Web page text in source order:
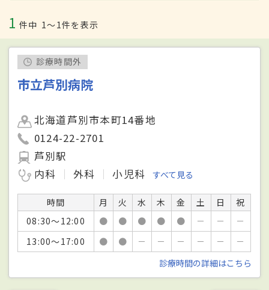
1 件中 1〜1件を表示
診療時間外
市立芦別病院
北海道芦別市本町14番地
0124-22-2701
芦別駅
内科
外科 小児科 すべて見る
時間 月 火 水 木 金 土 日
祝
08:30～12:00
● ● ● ● ● － －
－
13:00～17:00
● ● － － － － －
－
診療時間の詳細はこちら